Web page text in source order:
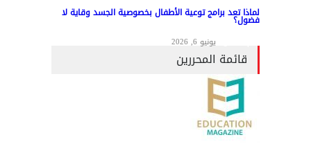
لماذا تعد برامج توعية الأطفال بخصوصية الجسد وقاية لا
فضول؟
يونيو 6, 2026
قائمة المحررين